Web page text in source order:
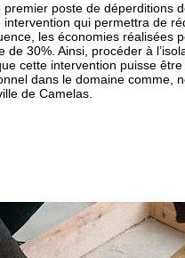
poste de déperditions
qui permettra de
les économies réalisées
de 30%. Ainsi, procéder à
cette intervention puisse
dans le domaine comme,
de Camelas.